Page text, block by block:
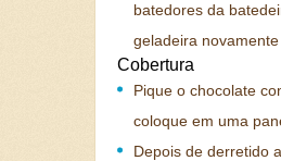
batedores da
geladeira
Cobertura
Pique o chocolate
coloque em uma
Depois de derretido